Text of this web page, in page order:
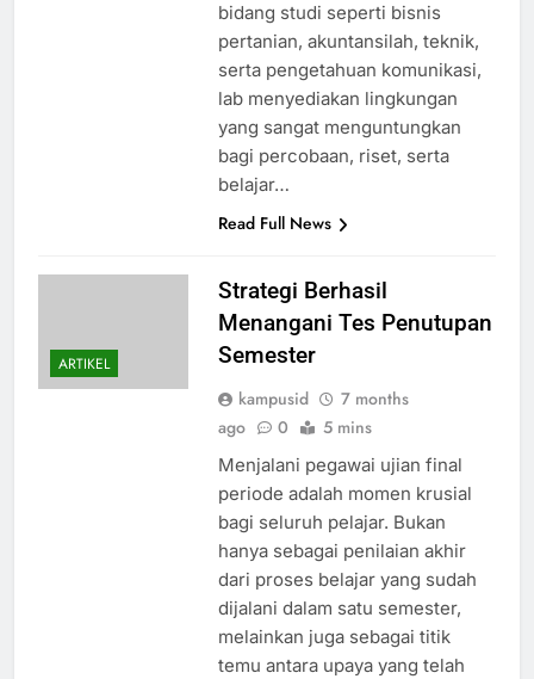
bidang studi seperti bisnis
pertanian, akuntansilah, teknik,
serta pengetahuan komunikasi,
lab menyediakan lingkungan
yang sangat menguntungkan
bagi percobaan, riset, serta
belajar…
Read Full News
ARTIKEL
Strategi Berhasil
Menangani Tes Penutupan
Semester
kampusid
7 months
ago
0 5 mins
Menjalani pegawai ujian final
periode adalah momen krusial
bagi seluruh pelajar. Bukan
hanya sebagai penilaian akhir
dari proses belajar yang sudah
dijalani dalam satu semester,
melainkan juga sebagai titik
temu antara upaya yang telah